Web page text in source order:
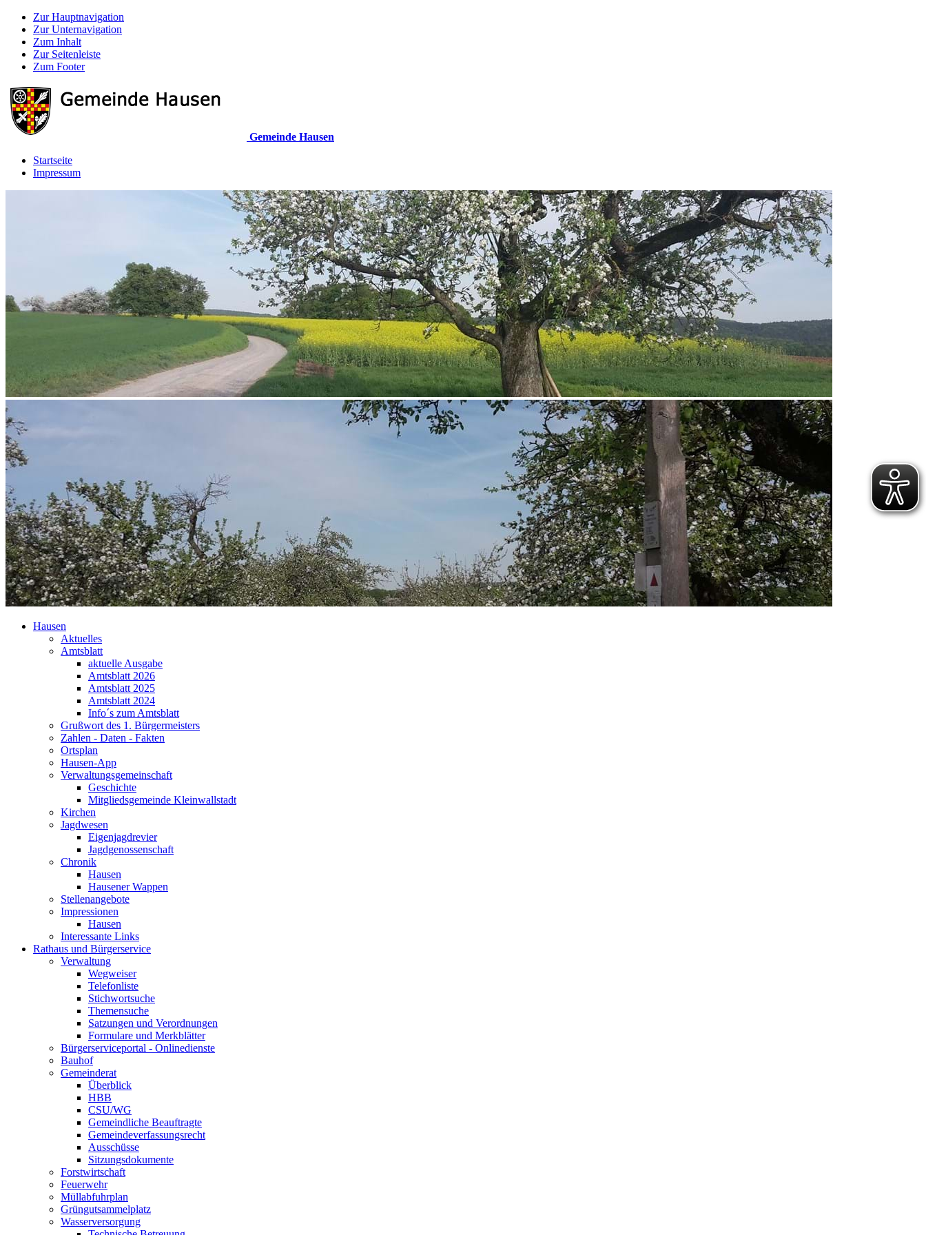
Zur Hauptnavigation
Zur Unternavigation
Zum Inhalt
Zur Seitenleiste
Zum Footer
Gemeinde Hausen
Startseite
Impressum
Hausen
Aktuelles
Amtsblatt
aktuelle Ausgabe
Amtsblatt 2026
Amtsblatt 2025
Amtsblatt 2024
Info´s zum Amtsblatt
Grußwort des 1. Bürgermeisters
Zahlen - Daten - Fakten
Ortsplan
Hausen-App
Verwaltungsgemeinschaft
Geschichte
Mitgliedsgemeinde Kleinwallstadt
Kirchen
Jagdwesen
Eigenjagdrevier
Jagdgenossenschaft
Chronik
Hausen
Hausener Wappen
Stellenangebote
Impressionen
Hausen
Interessante Links
Rathaus und Bürgerservice
Verwaltung
Wegweiser
Telefonliste
Stichwortsuche
Themensuche
Satzungen und Verordnungen
Formulare und Merkblätter
Bürgerserviceportal - Onlinedienste
Bauhof
Gemeinderat
Überblick
HBB
CSU/WG
Gemeindliche Beauftragte
Gemeindeverfassungsrecht
Ausschüsse
Sitzungsdokumente
Forstwirtschaft
Feuerwehr
Müllabfuhrplan
Grüngutsammelplatz
Wasserversorgung